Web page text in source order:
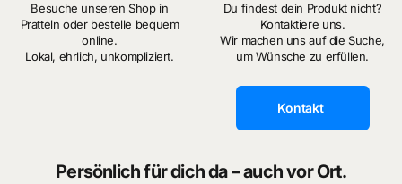
Besuche unseren Shop in
Pratteln oder bestelle bequem
online.
Lokal, ehrlich, unkompliziert.
Du findest dein Produkt nicht?
Kontaktiere uns.
Wir machen uns auf die Suche,
um Wünsche zu erfüllen.
Kontakt
Persönlich für dich da – auch vor Ort.